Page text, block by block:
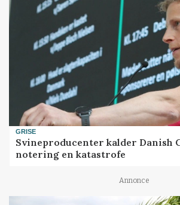
GRISE
Svineproducenter kalder Danish
notering en katastrofe
Annonce